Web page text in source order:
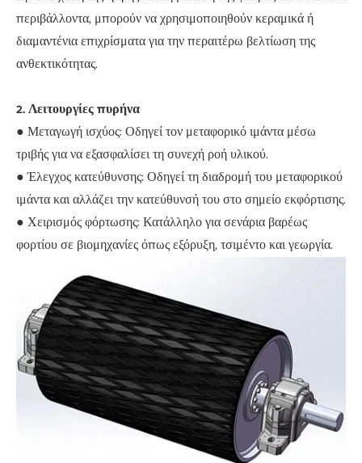
περιβάλλοντα, μπορούν να χρησιμοποιηθούν κεραμικά ή
διαμαντένια επιχρίσματα για την περαιτέρω βελτίωση της
ανθεκτικότητας.
2. Λειτουργίες πυρήνα
● Μεταγωγή ισχύος: Οδηγεί τον μεταφορικό ιμάντα μέσω
τριβής για να εξασφαλίσει τη συνεχή ροή υλικού.
● Έλεγχος κατεύθυνσης: Οδηγεί τη διαδρομή του μεταφορικού
ιμάντα και αλλάζει την κατεύθυνσή του στο σημείο εκφόρτισης.
● Χειρισμός φόρτωσης: Κατάλληλο για σενάρια βαρέως
φορτίου σε βιομηχανίες όπως εξόρυξη, τσιμέντο και γεωργία.